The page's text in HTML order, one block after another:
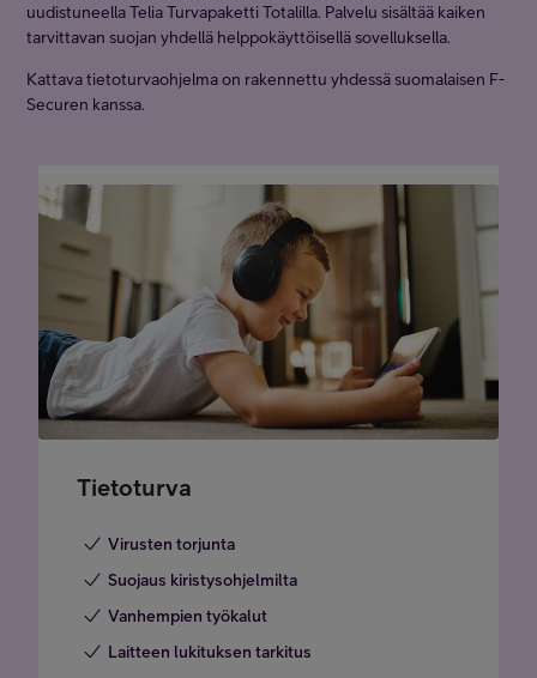
uudistuneella Telia Turvapaketti Totalilla. Palvelu sisältää kaiken
tarvittavan suojan yhdellä helppokäyttöisellä sovelluksella.
Kattava tietoturvaohjelma on rakennettu yhdessä suomalaisen F-
Securen kanssa.
Tietoturva
Virusten torjunta
Suojaus kiristysohjelmilta
Vanhempien työkalut
Laitteen lukituksen tarkitus